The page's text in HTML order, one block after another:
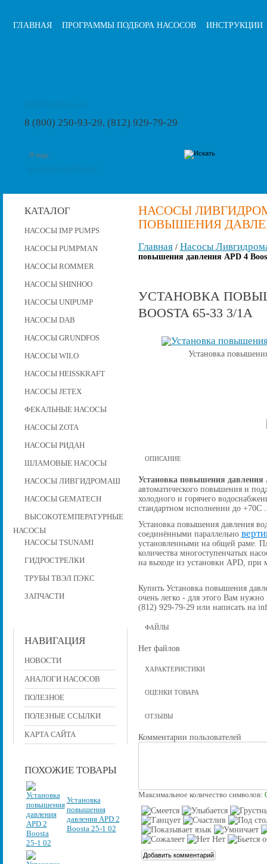
ГЛАВНАЯ ПРОГРАММЫ ПОДБОРА НАСОСОВ ИНСТРУКЦИИ
8 (800) 250-93-29, (812) 929-79-29
КАТАЛОГ
НАСОСЫ IMP PUMPS
НАСОСЫ PUMPMAN
НАСОСЫ ROMMER
НАСОСЫ SHINHOO
НАСОСЫ UNIPUMP
НАСОСЫ DAB
НАСОСЫ GRUNDFOS
НАСОСЫ WILO
НАСОСЫ HEISSKRAFT
НАСОСЫ JETEX
ФЕКАЛЬНЫЕ НАСОСЫ
НАСОСЫ ZOTA
НАСОСЫ РИДАН
ШЛАМОВЫЕ НАСОСЫ
НАСОСЫ ЛИВГИДРОМАШ
НАСОСЫ GEMATECH
ВЫСОКОТЕМПЕРАТУРНЫЕ
НАСОСЫ
НАСОСЫ TSUNAMI
ГИДРОСТРЕЛКИ
ТРУБЫ ТВЭЛ ПЭКС
ЗАПЧАСТИ
НАВИГАЦИЯ
НОВОСТИ
АНАЛОГИ НАСОСОВ
ПОЛЕЗНОЕ
ПОЛЕЗНЫЕ ССЫЛКИ
КАРТА САЙТА
ПОХОЖИЕ ТОВАРЫ
Установка
повышения
давления APD 2
Boosta 25-1 02
НАСОСЫ
ПОВЫШЕНИЯ
Главная/ Насосы
повышения давления APD 4
УСТАНОВКА
BOOSTA 65-33 3/1А
Установка
ОПИСАНИЕ
Установка повышения давления
автоматического повышения и
холодного и горячего
стандартном исполнении до +70С .
Установка повышения давления
соединёнными параллельно
установленными на общей раме.
количества многоступенчатых
на выходе из установки APD,
Купить Установка повышения
очень легко - для этого Вам
(812) 929-79-29 или написать на
ФАЙЛЫ
Нет файлов
ХАРАКТЕРИСТИКИ
ОЦЕНКИ ТОВАРА
ОТЗЫВЫ
Комментарии пользователей
Максимальное количество символов: